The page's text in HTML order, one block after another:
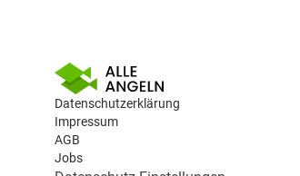
Datenschutzerklärung
Impressum
AGB
Jobs